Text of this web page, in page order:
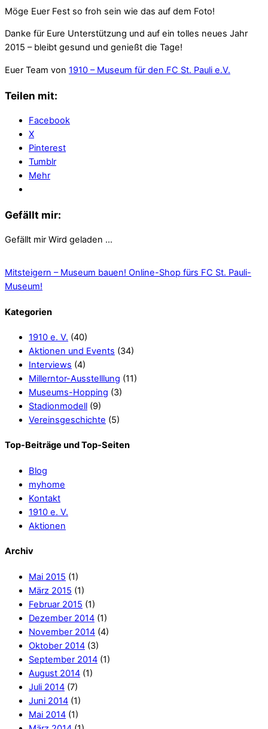
Möge Euer Fest so froh sein wie das auf dem Foto!
Danke für Eure Unterstützung und auf ein tolles neues Jahr
2015 – bleibt gesund und genießt die Tage!
Euer Team von 1910 – Museum für den FC St. Pauli e.V.
Teilen mit:
Facebook
X
Pinterest
Tumblr
Mehr
Gefällt mir:
Gefällt mir Wird geladen …
Mitsteigern – Museum bauen! Online-Shop fürs FC St. Pauli-
Museum!
Kategorien
1910 e. V. (40)
Aktionen und Events (34)
Interviews (4)
Millerntor-Ausstelllung (11)
Museums-Hopping (3)
Stadionmodell (9)
Vereinsgeschichte (5)
Top-Beiträge und Top-Seiten
Blog
myhome
Kontakt
1910 e. V.
Aktionen
Archiv
Mai 2015 (1)
März 2015 (1)
Februar 2015 (1)
Dezember 2014 (1)
November 2014 (4)
Oktober 2014 (3)
September 2014 (1)
August 2014 (1)
Juli 2014 (7)
Juni 2014 (1)
Mai 2014 (1)